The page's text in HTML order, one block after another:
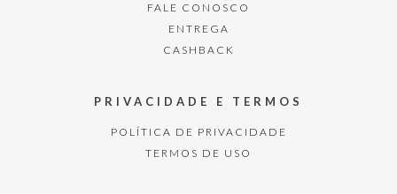
FALE CONOSCO
ENTREGA
CASHBACK
PRIVACIDADE E TERMOS
POLÍTICA DE PRIVACIDADE
TERMOS DE USO